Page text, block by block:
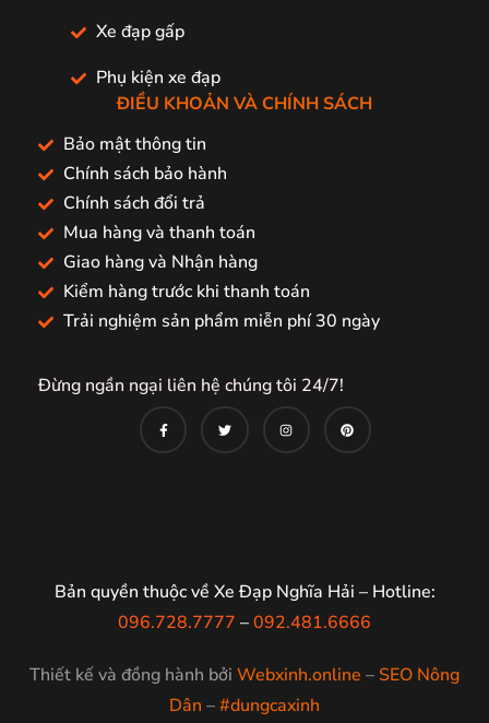
Xe đạp gấp
Phụ kiện xe đạp
ĐIỀU KHOẢN VÀ CHÍNH SÁCH
Bảo mật thông tin
Chính sách bảo hành
Chính sách đổi trả
Mua hàng và thanh toán
Giao hàng và Nhận hàng
Kiểm hàng trước khi thanh toán
Trải nghiệm sản phẩm miễn phí 30 ngày
Đừng ngần ngại liên hệ chúng tôi 24/7!
Bản quyền thuộc về Xe Đạp Nghĩa Hải – Hotline:
096.728.7777 –092.481.6666
Thiết kế và đồng hành bởi Webxinh.online – SEO Nông
Dân –#dungcaxinh